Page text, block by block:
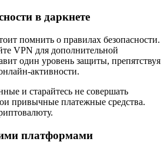
в даркнете
помнить о правилах безопасности.
VPN для дополнительной
один уровень защиты, препятствуя
активности.
и старайтесь не совершать
привычные платежные средства.
платформами